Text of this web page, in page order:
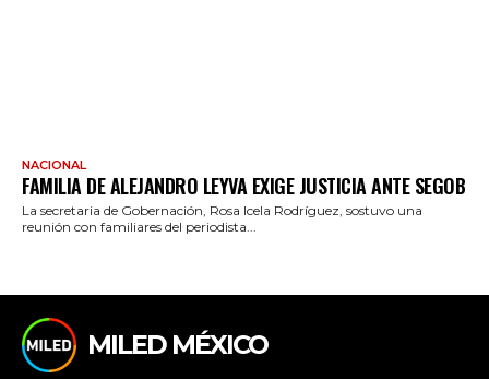
NACIONAL
FAMILIA DE ALEJANDRO LEYVA EXIGE JUSTICIA ANTE SEGOB
La secretaria de Gobernación, Rosa Icela Rodríguez, sostuvo una
reunión con familiares del periodista...
MILED MÉXICO